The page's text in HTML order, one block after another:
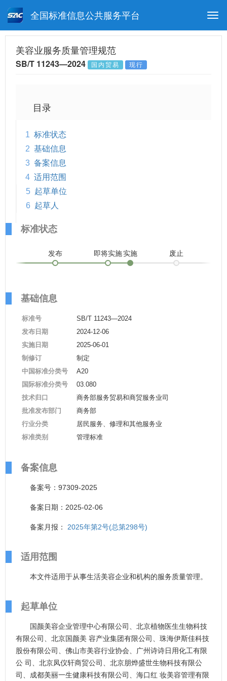
全国标准信息公共服务平台
月报查询 标准公告查询
美容业服务质量管理规范
SB/T 11243—2024 国内贸易 现行
目录
1 标准状态
2 基础信息
3 备案信息
4 适用范围
5 起草单位
6 起草人
标准状态
发布 即将实施实施 废止
基础信息
标准号
SB/T 11243—2024
发布日期
2024-12-06
实施日期
2025-06-01
制修订
制定
中国标准分类号
A20
国际标准分类号
03.080
技术归口
商务部服务贸易和商贸服务业司
批准发布部门
商务部
行业分类
居民服务、修理和其他服务业
标准类别
管理标准
备案信息
备案号：97309-2025
备案日期：2025-02-06
备案月报： 2025年第2号(总第298号)
适用范围
本文件适用于从事生活美容企业和机构的服务质量管理。
起草单位
国颜美容企业管理中心有限公司、北京植物医生生物科技
有限公司、北京国颜美 容产业集团有限公司、珠海伊斯佳科技
股份有限公司、佛山市美容行业协会、广州诗诗日用化工有限
公 司、北京凤仪轩商贸公司、北京朋烨盛世生物科技有限公
司、成都美丽一生健康科技有限公司、海口红 妆美容管理有限